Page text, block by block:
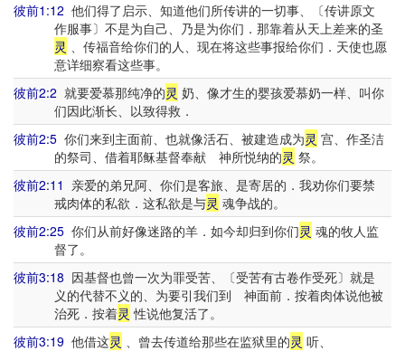
彼前1:12 他们得了启示、知道他们所传讲的一切事、〔传讲原文
作服事〕不是为自己、乃是为你们．那靠着从天上差来的圣
灵 、传福音给你们的人、现在将这些事报给你们．天使也愿
意详细察看这些事。
彼前2:2 就要爱慕那纯净的灵 奶、像才生的婴孩爱慕奶一样、叫你
们因此渐长、以致得救．
彼前2:5 你们来到主面前、也就像活石、被建造成为灵 宫、作圣洁
的祭司、借着耶稣基督奉献 神所悦纳的灵 祭。
彼前2:11 亲爱的弟兄阿、你们是客旅、是寄居的．我劝你们要禁
戒肉体的私欲．这私欲是与灵 魂争战的。
彼前2:25 你们从前好像迷路的羊．如今却归到你们灵 魂的牧人监
督了。
彼前3:18 因基督也曾一次为罪受苦、〔受苦有古卷作受死〕就是
义的代替不义的、为要引我们到 神面前．按着肉体说他被
治死．按着灵 性说他复活了。
彼前3:19 他借这灵 、曾去传道给那些在监狱里的灵 听、